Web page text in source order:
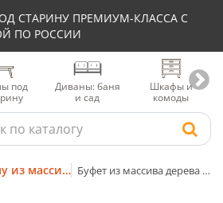
СТАРИНУ ПРЕМИУМ-КЛАССА С
ПО РОССИИ
под
Диваны: баня
и сад
Шкафы и
комоды
Буфеты под старину из массива натурального дерева Буфет из массива дерева в стиле лофт